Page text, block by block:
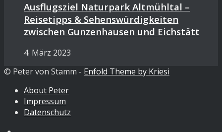
Ausflugsziel Naturpark Altmühltal –
Reisetipps & Sehenswürdigkeiten
zwischen Gunzenhausen und Eichstätt
4. März 2023
© Peter von Stamm - Enfold Theme by Kriesi
About Peter
Impressum
Datenschutz